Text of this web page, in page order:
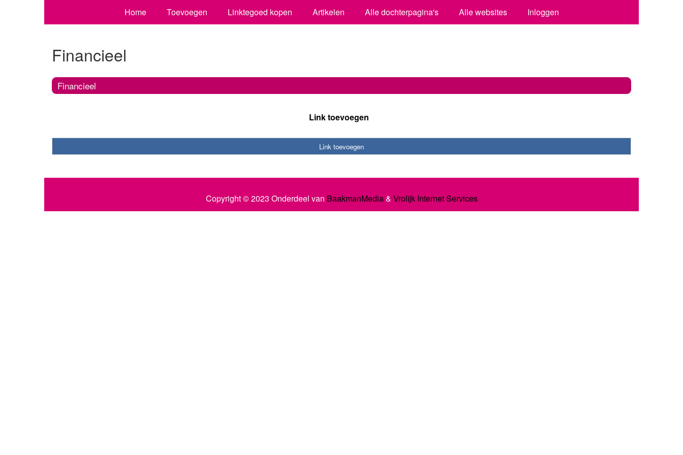
Home Toevoegen Linktegoed kopen Artikelen Alle dochterpagina's Alle websites Inloggen
Financieel
Financieel
Link toevoegen
Link toevoegen
Copyright © 2023 Onderdeel van BaakmanMedia& Vrolijk Internet Services